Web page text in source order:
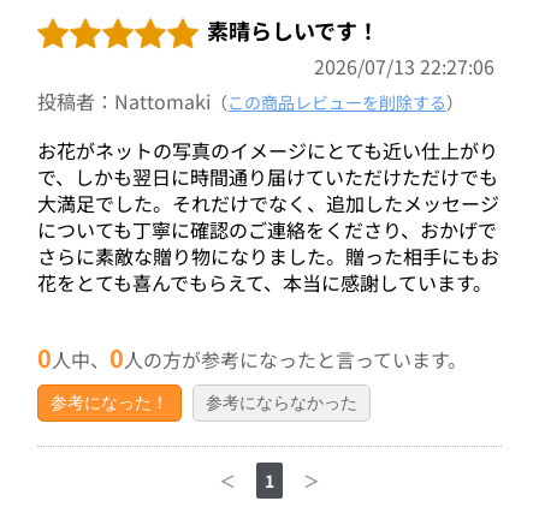
素晴らしいです！
2026/07/13 22:27:06
投稿者：Nattomaki （この商品レビューを削除する）
お花がネットの写真のイメージにとても近い仕上がり
で、しかも翌日に時間通り届けていただけただけでも
大満足でした。それだけでなく、追加したメッセージ
についても丁寧に確認のご連絡をくださり、おかげで
さらに素敵な贈り物になりました。贈った相手にもお
花をとても喜んでもらえて、本当に感謝しています。
0人中、0人の方が参考になったと言っています。
参考になった！ 参考にならなかった
＜ 1 ＞